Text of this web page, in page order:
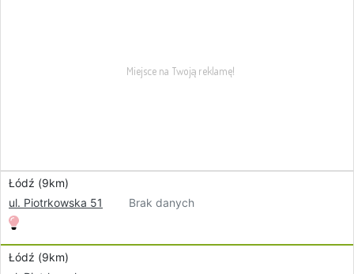
Łódź (9km)
ul. Piotrkowska 51
Brak danych
Łódź (9km)